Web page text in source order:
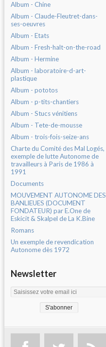
Album - Chine
Album - Claude-Fleutret-dans-
ses-oeuvres
Album - Etats
Album - Fresh-halt-on-the-road
Album - Hermine
Album - laboratoire-d-art-
plastique
Album - pototos
Album - p-tits-chantiers
Album - Stucs vénitiens
Album - Tete-de-mousse
Album - trois-fois-seize-ans
Charte du Comité des Mal Logés,
exemple de lutte Autonome de
travailleurs à Paris de 1986 à
1991
Documents
MOUVEMENT AUTONOME DES
BANLIEUES (DOCUMENT
FONDATEUR) par E.One de
Eskicit & Skalpel de La K.Bine
Romans
Un exemple de revendication
Autonome dès 1972
Newsletter